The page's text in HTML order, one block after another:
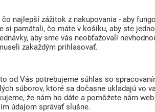
čo najlepší zážitok z nakupovania - aby
si pamätali, čo máte v košíku, aby ste
aby sme vás neobťažovali
zakaždým prihlasovať.
od Vás potrebujeme súhlas so
súborov, ktoré sa dočasne ukladajú vo
že nám ho dáte a pomôžete nám
údajom správať slušne.